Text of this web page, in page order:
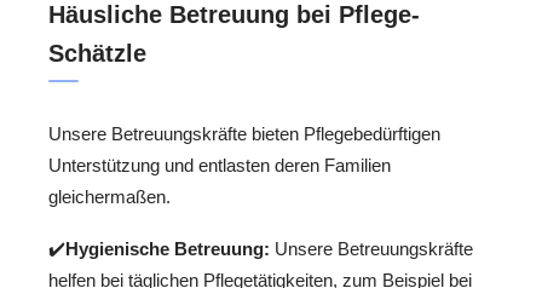
Häusliche Betreuung bei Pflege-
Schätzle
Unsere Betreuungskräfte bieten Pflegebedürftigen
Unterstützung und entlasten deren Familien
gleichermaßen.
✔️Hygienische Betreuung: Unsere Betreuungskräfte
helfen bei täglichen Pflegetätigkeiten, zum Beispiel bei